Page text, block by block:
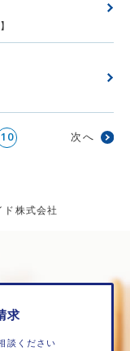
10 次へ
株式会社
求
談ください